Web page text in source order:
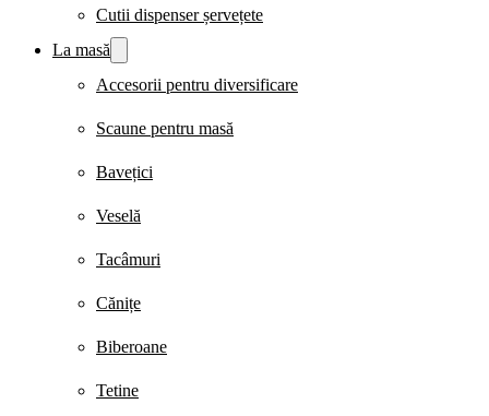
Cutii dispenser șervețete
La masă
Accesorii pentru diversificare
Scaune pentru masă
Bavețici
Veselă
Tacâmuri
Cănițe
Biberoane
Tetine